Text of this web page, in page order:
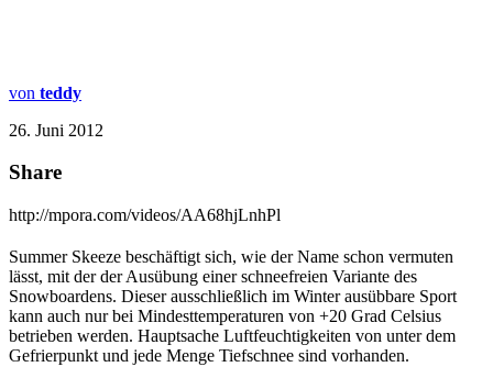
von teddy
26. Juni 2012
Share
http://mpora.com/videos/AA68hjLnhPl
Summer Skeeze beschäftigt sich, wie der Name schon vermuten
lässt, mit der der Ausübung einer schneefreien Variante des
Snowboardens. Dieser ausschließlich im Winter ausübbare Sport
kann auch nur bei Mindesttemperaturen von +20 Grad Celsius
betrieben werden. Hauptsache Luftfeuchtigkeiten von unter dem
Gefrierpunkt und jede Menge Tiefschnee sind vorhanden.